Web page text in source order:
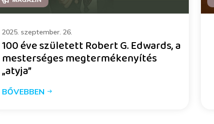
2025. szeptember. 26.
100 éve született Robert G. Edwards, a
mesterséges megtermékenyítés
„atyja”
BŐVEBBEN